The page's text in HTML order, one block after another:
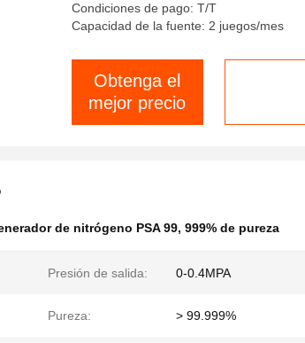
Condiciones de pago: T/T
Capacidad de la fuente: 2 juegos/mes
Obtenga el
mejor precio
de nitrógeno PSA 99, 999% de pureza
Presión de salida: 0-0.4MPA
Pureza: > 99.999%